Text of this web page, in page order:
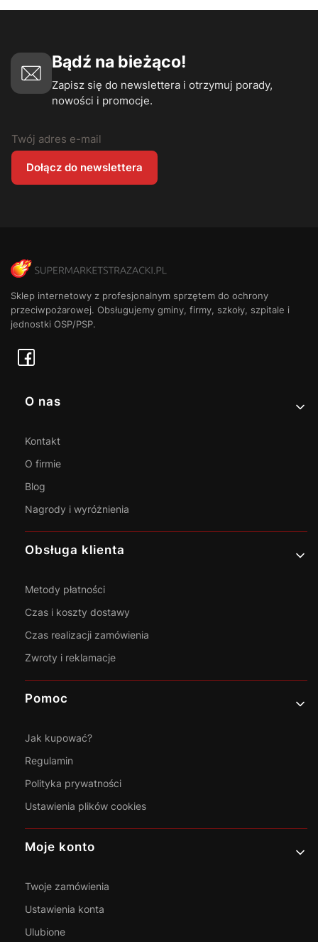
Bądź na bieżąco!
Zapisz się do newslettera i otrzymuj porady,
nowości i promocje.
Twój adres e-mail
Dołącz do newslettera
Sklep internetowy z profesjonalnym sprzętem do ochrony
przeciwpożarowej. Obsługujemy gminy, firmy, szkoły, szpitale i
jednostki OSP/PSP.
Linki w stopce
O nas
Kontakt
O firmie
Blog
Nagrody i wyróżnienia
Obsługa klienta
Metody płatności
Czas i koszty dostawy
Czas realizacji zamówienia
Zwroty i reklamacje
Pomoc
Jak kupować?
Regulamin
Polityka prywatności
Ustawienia plików cookies
Moje konto
Twoje zamówienia
Ustawienia konta
Ulubione